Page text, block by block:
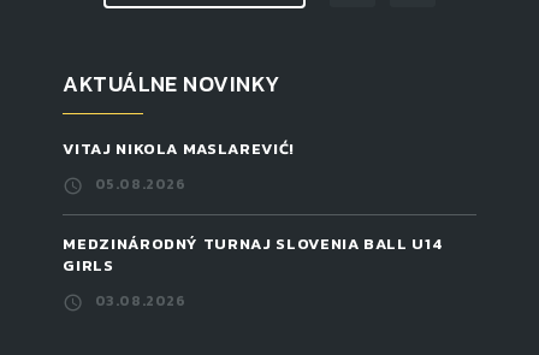
AKTUÁLNE NOVINKY
VITAJ NIKOLA MASLAREVIĆ!
05.08.2026
MEDZINÁRODNÝ TURNAJ SLOVENIA BALL U14
GIRLS
03.08.2026